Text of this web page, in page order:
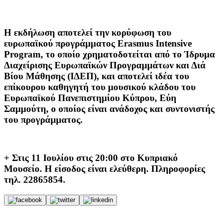
H εκδήλωση αποτελεί την κορύφωση του
ευρωπαϊκού προγράμματος Erasmus Intensive
Program, το οποίο χρηματοδοτείται από το Ίδρυμα
Διαχείρισης Ευρωπαϊκών Προγραμμάτων και Διά
Βίου Μάθησης (ΙΔΕΠ), και αποτελεί ιδέα του
επίκουρου καθηγητή του μουσικού κλάδου του
Ευρωπαϊκού Πανεπιστημίου Κύπρου, Εύη
Σαμμούτη, ο οποίος είναι ανάδοχος και συντονιστής
του προγράμματος.
+ Στις 11 Ιουλίου στις 20:00 στο Κυπριακό
Μουσείο. Η είσοδος είναι ελεύθερη. Πληροφορίες
τηλ. 22865854.